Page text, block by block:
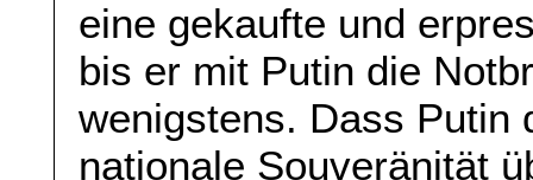
eine gekaufte und
bis er mit Putin die
wenigstens. Dass Putin
nationale Souveränität